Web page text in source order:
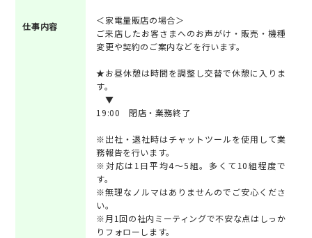
仕事内容
＜家電量販店の場合＞
ご来店したお客さまへのお声がけ・販売・機種
変更や契約のご案内などを行います。
★お昼休憩は時間を調整し交替で休憩に入りま
す。
▼
19:00 閉店・業務終了
※出社・退社時はチャットツールを使用して業
務報告を行います。
※対応は1日平均4～5組。多くて10組程度で
す。
※無理なノルマはありませんのでご安心くださ
い。
※月1回の社内ミーティングで不安な点はしっか
りフォローします。